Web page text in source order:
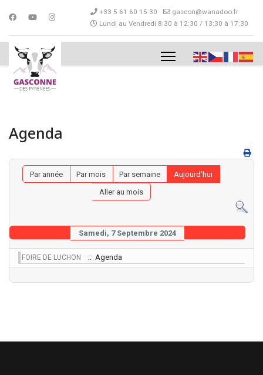
+33 5 61 60 15 30
gascon@wanadoo.fr
Lundi au Vendredi 8:30 à 12:30 / 13:30 à 17:30
Agenda
Par année Par mois Par semaine
Aujourd'hui
Aller au mois
Samedi, 7 Septembre 2024
FOIRE DE LUCHON :: Agenda